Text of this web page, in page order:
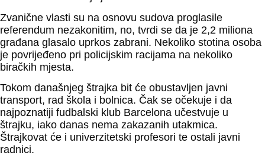
Zvanične vlasti su na osnovu sudova proglasile
referendum nezakonitim, no, tvrdi se da je 2,2 miliona
građana glasalo uprkos zabrani. Nekoliko stotina osoba
je povrijeđeno pri policijskim racijama na nekoliko
biračkih mjesta.
Tokom današnjeg štrajka bit će obustavljen javni
transport, rad škola i bolnica. Čak se očekuje i da
najpoznatiji fudbalski klub Barcelona učestvuje u
štrajku, iako danas nema zakazanih utakmica.
Štrajkovat će i univerzitetski profesori te ostali javni
radnici.